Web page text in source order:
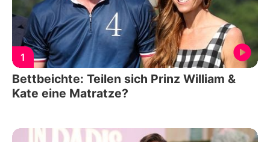
1
Bettbeichte: Teilen sich Prinz William &
Kate eine Matratze?